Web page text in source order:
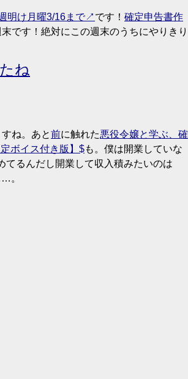
明け月曜3/16まで です！ 確定申告書作
です！絶対にこの週末のうちにやりきり
ね
ね。あと前に触れた悪役令嬢と学ぶ、確
ボイス付き版】
も。僕は開業していな
てるんだし開業して収入積みたいのは
。